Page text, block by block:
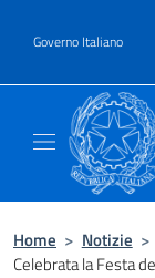
Governo Italiano
Home > Notizie >
Celebrata la Festa